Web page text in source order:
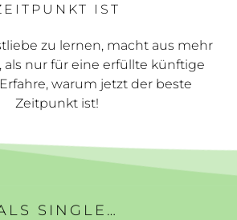
IST
zu lernen, macht aus mehr
als nur für eine erfüllte künftige
warum jetzt der beste
Zeitpunkt ist!
#179 | ALS SINGLE SELBSTLIEBE LERNEN